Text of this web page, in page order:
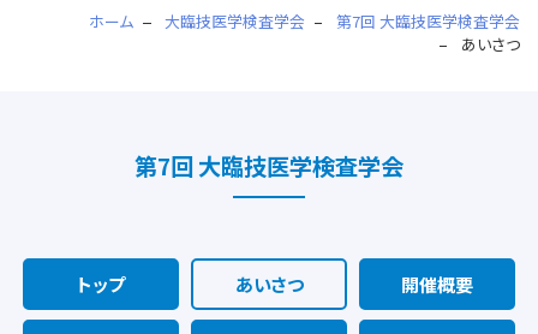
ホーム 大臨技医学検査学会
第7回 大臨技医学検査学会
あいさつ
第7回 大臨技医学検査学会
トップ あいさつ 開催概要